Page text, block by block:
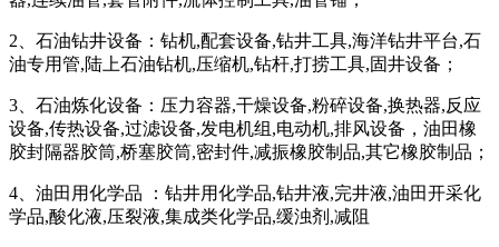
2、石油钻井设备：钻机,配套设备,钻井工具,海洋钻井平台,石
油专用管,陆上石油钻机,压缩机,钻杆,打捞工具,固井设备；
3、石油炼化设备：压力容器,干燥设备,粉碎设备,换热器,反应
设备,传热设备,过滤设备,发电机组,电动机,排风设备，油田橡
胶封隔器胶筒,桥塞胶筒,密封件,减振橡胶制品,其它橡胶制品；
4、油田用化学品 ：钻井用化学品,钻井液,完井液,油田开采化
学品,酸化液,压裂液,集成类化学品,缓浊剂,减阻